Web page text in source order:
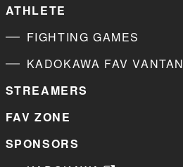
ATHLETE
FIGHTING GAMES
KADOKAWA FAV VANTAN
STREAMERS
FAV ZONE
SPONSORS